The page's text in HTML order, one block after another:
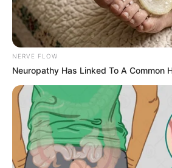
NERVE FLOW
Neuropathy Has Linked To A Common